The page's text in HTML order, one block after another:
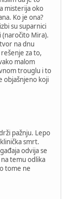
misterija oko
Ko je ona?
su suparnici
Mira).
na dnu
za to,
malom
trouglu i to
objašnjeno koji
pažnju. Lepo
smrt.
odvija se
temu odlika
tome ne